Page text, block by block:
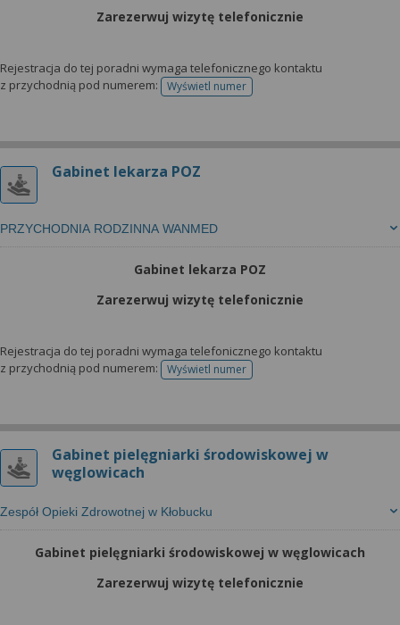
Zarezerwuj wizytę telefonicznie
Rejestracja do tej poradni wymaga telefonicznego kontaktu
z przychodnią pod numerem:
Wyświetl numertelefonu do rejestracji
Gabinet lekarza POZ
PRZYCHODNIA RODZINNA WANMED
Gabinet lekarza POZ
Zarezerwuj wizytę telefonicznie
Rejestracja do tej poradni wymaga telefonicznego kontaktu
z przychodnią pod numerem:
Wyświetl numertelefonu do rejestracji
Gabinet pielęgniarki środowiskowej w
węglowicach
Zespół Opieki Zdrowotnej w Kłobucku
Gabinet pielęgniarki środowiskowej w węglowicach
Zarezerwuj wizytę telefonicznie